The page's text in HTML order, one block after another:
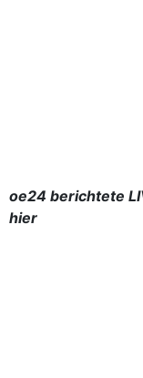
oe24 berichtete
hier